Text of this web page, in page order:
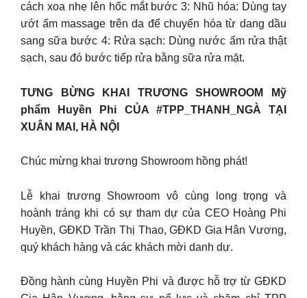
cách xoa nhẹ lên hốc mắt bước 3: Nhũ hóa: Dùng tay
ướt ấm massage trên da để chuyển hóa từ dang dầu
sang sữa bước 4: Rửa sạch: Dùng nước ấm rửa thật
sạch, sau đó bước tiếp rửa bằng sữa rửa mặt.
TƯNG BỪNG KHAI TRƯƠNG SHOWROOM Mỹ
phẩm Huyền Phi CỦA #TPP_THANH_NGÀ TẠI
XUÂN MAI, HÀ NỘI
Chúc mừng khai trương Showroom hồng phát!
Lễ khai trương Showroom vô cùng long trọng và
hoành tráng khi có sự tham dự của CEO Hoàng Phi
Huyền, GĐKD Trần Thị Thao, GĐKD Gia Hân Vương,
quý khách hàng và các khách mời danh dự.
Đồng hành cùng Huyền Phi và được hỗ trợ từ GĐKD